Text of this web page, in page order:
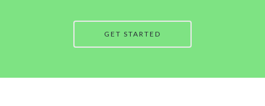
GET STARTED